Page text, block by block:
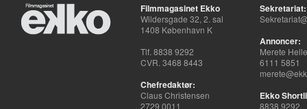
Filmmagasinet Ekko
Wildersgade 32, 2. sal
1408 København K
Tlf. 8838 9292
CVR. 3468 8443
Chefredaktør:
Claus Christensen
2729 0011
Sekretariat:
Annoncer:
Merete
6111 5851
Ekko
8838 9292